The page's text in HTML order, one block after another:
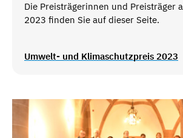
Die Preisträgerinnen und Preisträger
2023 finden Sie auf dieser Seite.
Umwelt- und Klimaschutzpreis 2023